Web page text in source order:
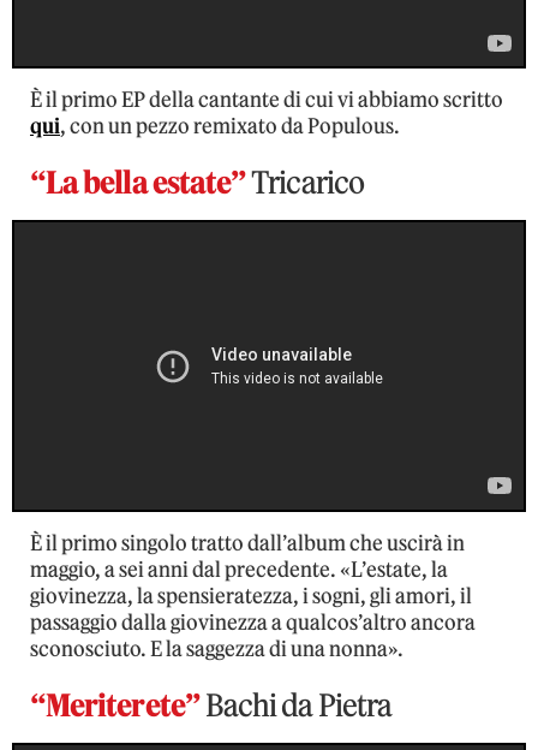
È il primo EP della cantante di cui vi abbiamo scritto
qui, con un pezzo remixato da Populous.
“La bella estate”Tricarico
È il primo singolo tratto dall’album che uscirà in
maggio, a sei anni dal precedente. «L’estate, la
giovinezza, la spensieratezza, i sogni, gli amori, il
passaggio dalla giovinezza a qualcos’altro ancora
sconosciuto. E la saggezza di una nonna».
“Meriterete”Bachi da Pietra